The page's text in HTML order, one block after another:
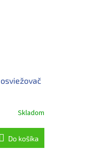
Skladom
Do košíka